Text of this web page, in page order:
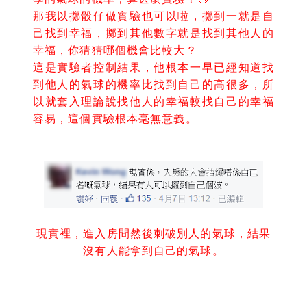
那我以擲骰仔做實驗也可以啦，擲到一就是自
己找到幸福，擲到其他數字就是找到其他人的
幸福，你猜猜哪個機會比較大？
這是實驗者控制結果，他根本一早已經知道找
到他人的氣球的機率比找到自己的高很多，所
以就套入理論說找他人的幸福較找自己的幸福
容易，這個實驗根本毫無意義。
現實裡，進入房間然後刺破別人的氣球，結果
沒有人能拿到自己的氣球。